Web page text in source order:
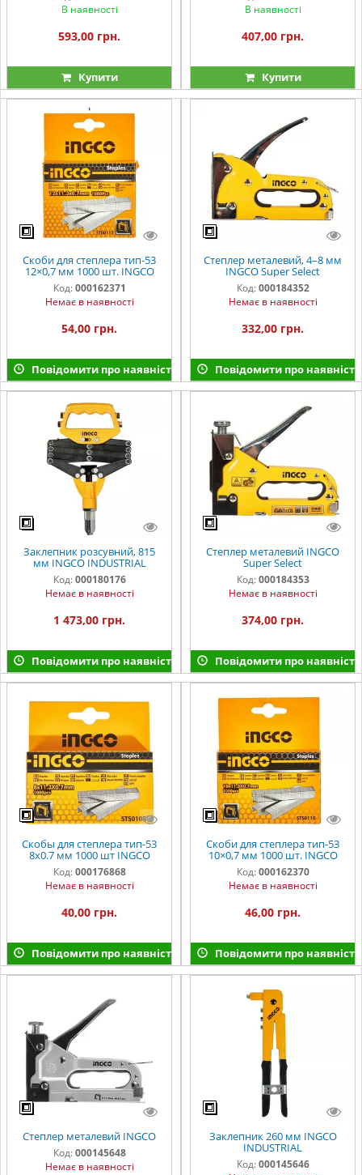
В наявності
593,00 грн.
Купити
В наявності
407,00 грн.
Купити
Скоби для степлера тип-53
12×0,7 мм 1000 шт. INGCO
Код: 000162371
Немає в наявності
54,00 грн.
Повідомити про наявність
Степлер металевий, 4–8 мм
INGCO Super Select
Код: 000184352
Немає в наявності
332,00 грн.
Повідомити про наявність
Заклепник розсувний, 815
мм INGCO INDUSTRIAL
Код: 000180176
Немає в наявності
1 473,00 грн.
Повідомити про наявність
Степлер металевий INGCO
Super Select
Код: 000184353
Немає в наявності
374,00 грн.
Повідомити про наявність
Скобы для степлера тип-53
8х0.7 мм 1000 шт INGCO
Код: 000176868
Немає в наявності
40,00 грн.
Повідомити про наявність
Скоби для степлера тип-53
10×0,7 мм 1000 шт. INGCO
Код: 000162370
Немає в наявності
46,00 грн.
Повідомити про наявність
Степлер металевий INGCO
Код: 000145648
Немає в наявності
Заклепник 260 мм INGCO
INDUSTRIAL
Код: 000145646